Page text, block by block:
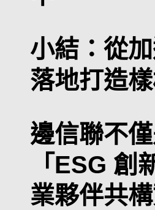
小結：從
落地打造
邊信聯不
「ESG
業夥伴共